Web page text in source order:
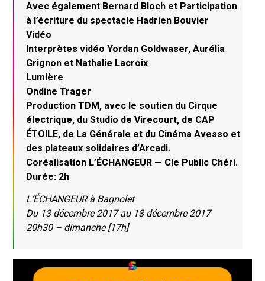
Avec également Bernard Bloch et Participation
à l’écriture du spectacle Hadrien Bouvier
Vidéo
Interprètes vidéo Yordan Goldwaser, Aurélia
Grignon et Nathalie Lacroix
Lumière
Ondine Trager
Production TDM, avec le soutien du Cirque
électrique, du Studio de Virecourt, de CAP
ÉTOILE, de La Générale et du Cinéma Avesso et
des plateaux solidaires d’Arcadi.
Coréalisation L’ÉCHANGEUR — Cie Public Chéri.
Durée: 2h
L’ÉCHANGEUR à Bagnolet
Du 13 décembre 2017 au 18 décembre 2017
20h30 – dimanche [17h]